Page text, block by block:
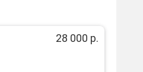
28 000 р.